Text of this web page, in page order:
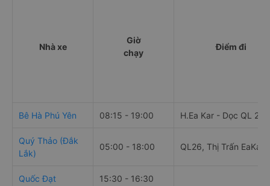
Nhà xe
Giờ
chạy
Điểm đi
Bê Hà Phú Yên 08:15 - 19:00 H.Ea Kar - Dọc QL 26
Quý Thảo (Đắk
Lắk)
05:00 - 18:00 QL26, Thị Trấn EaKar
Quốc Đạt 15:30 - 16:30